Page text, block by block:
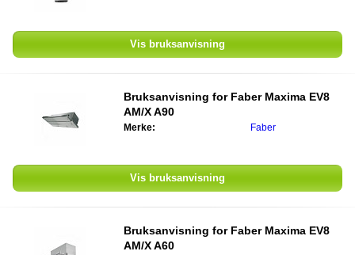
Vis bruksanvisning
Bruksanvisning for Faber Maxima EV8
AM/X A90
Merke: Faber
Vis bruksanvisning
Bruksanvisning for Faber Maxima EV8
AM/X A60